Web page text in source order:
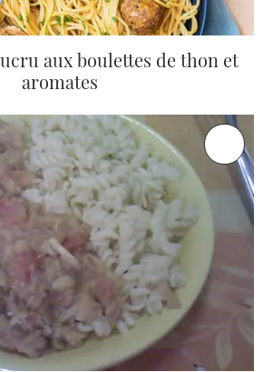
aux boulettes de thon et
aromates